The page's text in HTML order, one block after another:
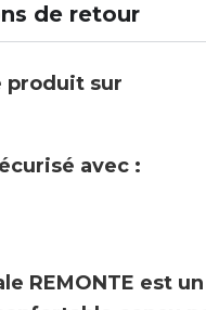
de retour
produit sur
avec :
REMONTE est